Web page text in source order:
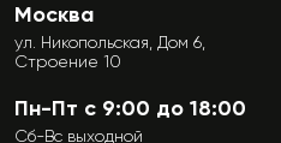
Москва
ул. Никопольская, Дом 6,
Строение 10
Пн-Пт с 9:00 до 18:00
Сб-Вс выходной